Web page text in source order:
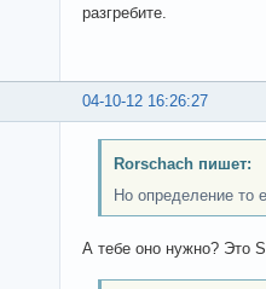
разгребите.
04-10-12 16:26:27
Rorschach пишет:
Но определение то
А тебе оно нужно? Это